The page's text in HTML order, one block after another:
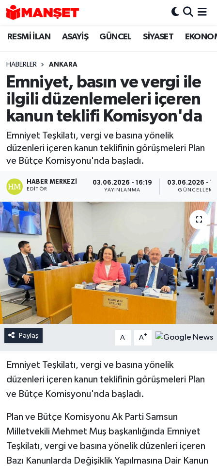
RESMİ İLAN ASAYİŞ GÜNCEL SİYASET
HABERLER ANKARA
Emniyet, basın ve vergi ile
ilgili düzenlemeleri içeren
kanun teklifi Komisyon'da
Emniyet Teşkilatı, vergi ve basına yönelik
düzenleri içeren kanun teklifinin görüşmeleri Plan
ve Bütçe Komisyonu'nda başladı.
HABER MERKEZI
EDITÖR
03.06.2026 - 16:19
YAYINLANMA
03.06.2026 -
GÜNCELLEME
Paylaş A- A+
Emniyet Teşkilatı, vergi ve basına yönelik
düzenleri içeren kanun teklifinin görüşmeleri Plan
ve Bütçe Komisyonu'nda başladı.
Plan ve Bütçe Komisyonu Ak Parti Samsun
Milletvekili Mehmet Muş başkanlığında Emniyet
Teşkilatı, vergi ve basına yönelik düzenleri içeren
Bazı Kanunlarda Değişiklik Yapılmasına Dair Kanun
Hava Durumu
Trafik Durumu
Süper Lig Puan Durumu ve Fikstür
Tüm Manşetler
Son Dakika Haberleri
Haber Arşivi